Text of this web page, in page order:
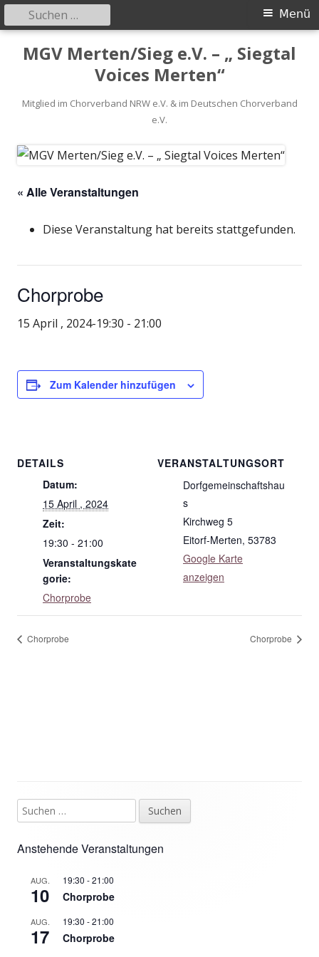
MGV Merten/Sieg e.V. – „ Siegtal
Voices Merten“
Mitglied im Chorverband NRW e.V. & im Deutschen Chorverband
e.V.
Primäres
Menü
Menü
Suchen
nach:
« Alle Veranstaltungen
Diese Veranstaltung hat bereits stattgefunden.
Chorprobe
15 April , 2024-19:30 - 21:00
Zum Kalender hinzufügen
DETAILS
Datum:
15 April , 2024
Zeit:
19:30 - 21:00
Veranstaltungskate
gorie:
Chorprobe
VERANSTALTUNGSORT
Dorfgemeinschaftshau
s
Kirchweg 5
Eitorf-Merten, 53783
Google Karte
anzeigen
Chorprobe Chorprobe
Haupt-
Seitenleiste
Suchen
nach:
Anstehende Veranstaltungen
AUG.
10
19:30 -21:00
Chorprobe
AUG.
17
19:30 -21:00
Chorprobe